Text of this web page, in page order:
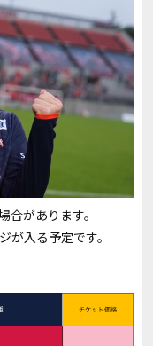
があります。
入る予定です。